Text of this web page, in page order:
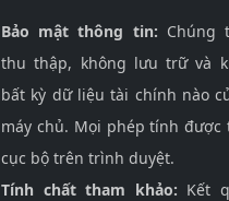
Bảo mật thông tin: Chúng
thu thập, không lưu trữ và
bất kỳ dữ liệu tài chính nào
máy chủ. Mọi phép tính được
cục bộ trên trình duyệt.
Tính chất tham khảo: Kết